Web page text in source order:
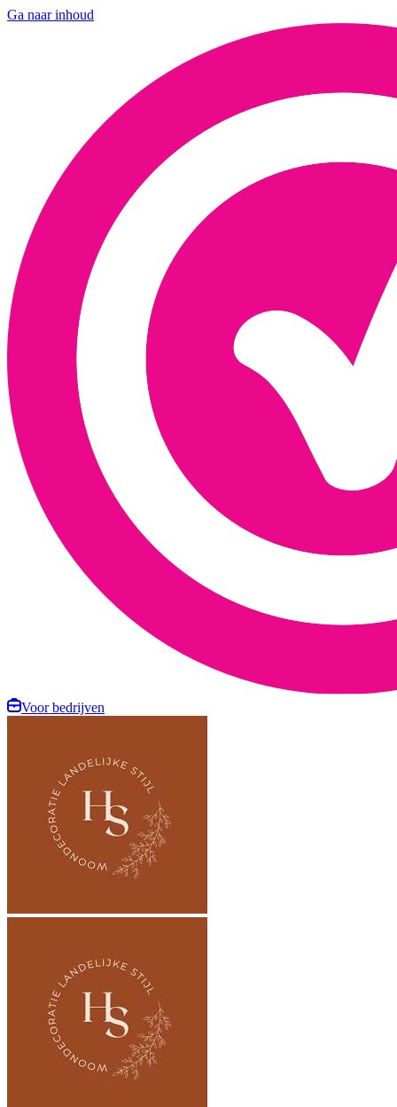
Ga naar inhoud
Voor bedrijven